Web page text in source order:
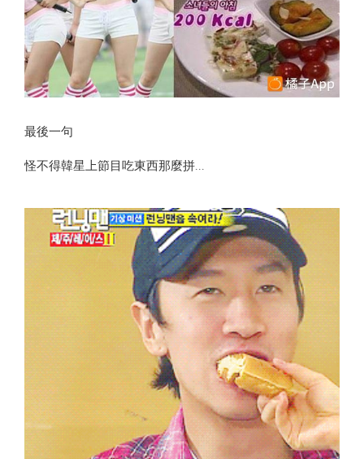
最後一句
怪不得韓星上節目吃東西那麼拼...